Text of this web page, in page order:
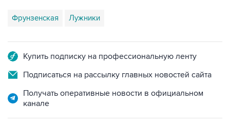
Фрунзенская Лужники
Купить подписку на профессиональную ленту
Подписаться на рассылку главных новостей сайта
Получать оперативные новости в официальном
канале